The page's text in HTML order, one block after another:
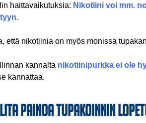
haittavaikutuksia: Nikotiini voi mm.
että nikotiinia on myös monissa
kannalta nikotiinipurkka ei ole
kannattaa.
painoa tupakoinnin